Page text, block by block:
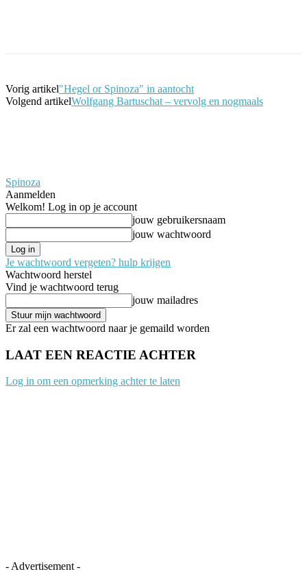
Vorig artikel"Hegel or Spinoza" in aantocht
Volgend artikelWolfgang Bartuschat – vervolg en nogmaals
Spinoza
Aanmelden
Welkom! Log in op je account
jouw gebruikersnaam
jouw wachtwoord
Je wachtwoord vergeten? hulp krijgen
Wachtwoord herstel
Vind je wachtwoord terug
jouw mailadres
Er zal een wachtwoord naar je gemaild worden
LAAT EEN REACTIE ACHTER
Log in om een opmerking achter te laten
- Advertisement -